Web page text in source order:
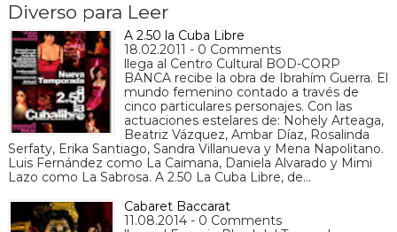
Diverso para Leer
A 2.50 la Cuba Libre
18.02.2011 - 0 Comments
llega al Centro Cultural BOD-CORP
BANCA recibe la obra de Ibrahím Guerra. El
mundo femenino contado a través de
cinco particulares personajes. Con las
actuaciones estelares de: Nohely Arteaga,
Beatriz Vázquez, Ambar Díaz, Rosalinda
Serfaty, Erika Santiago, Sandra Villanueva y Mena Napolitano.
Luis Fernández como La Caimana, Daniela Alvarado y Mimi
Lazo como La Sabrosa. A 2.50 La Cuba Libre, de…
Cabaret Baccarat
11.08.2014 - 0 Comments